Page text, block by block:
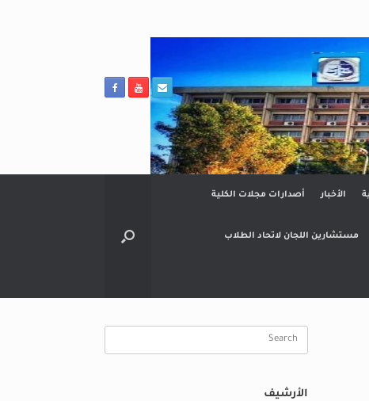
الأخبار أصدارات مجلات الكلية
مستشارين اللجان لاتحاد الطلاب
Search
الأرشيف